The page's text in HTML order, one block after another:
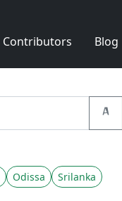
Contributors Blog
A
Odissa
Srilanka